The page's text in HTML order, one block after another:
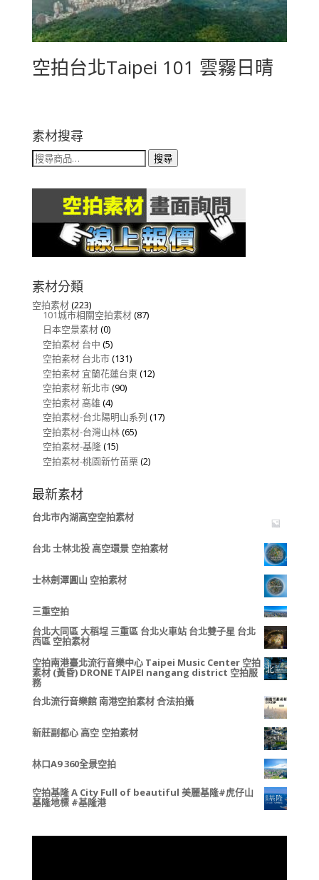
空拍台北Taipei 101 雲霧日晴
素材搜尋
搜
尋 搜尋
素材分類
空拍素材(223)
101城市相關空拍素材(87)
日本空景素材(0)
空拍素材 台中 (5)
空拍素材 台北市(131)
空拍素材 宜蘭花蓮台東(12)
空拍素材 新北市(90)
空拍素材 高雄 (4)
空拍素材-台北陽明山系列 (17)
空拍素材-台灣山林(65)
空拍素材-基隆(15)
空拍素材-桃園新竹苗栗(2)
最新素材
台北市內湖高空空拍素材
台北 士林北投 高空環景 空拍素材
士林劍潭圓山 空拍素材
三重空拍
台北大同區 大稻埕 三重區 台北火車站 台北雙子星 台北
西區 空拍素材
空拍南港臺北流行音樂中心 Taipei Music Center 空拍
素材 (黃昏) DRONE TAIPEI nangang district 空拍服
務
台北流行音樂館 南港空拍素材 合法拍攝
新莊副都心 高空 空拍素材
林口A9 360全景空拍
空拍基隆 A City Full of beautiful 美麗基隆#虎仔山
基隆地標 #基隆港